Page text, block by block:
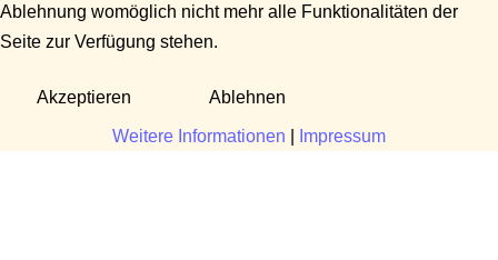
Ablehnung womöglich nicht mehr alle Funktionalitäten der
Seite zur Verfügung stehen.
Akzeptieren Ablehnen
Weitere Informationen Impressum